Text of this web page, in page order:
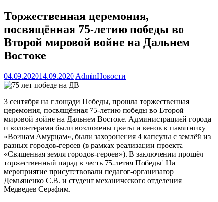
Торжественная церемония,
посвящённая 75-летию победы во
Второй мировой войне на Дальнем
Востоке
04.09.202014.09.2020 AdminНовости
3 сентября на площади Победы, прошла торжественная
церемония, посвящённая 75-летию победы во Второй
мировой войне на Дальнем Востоке. Администрацией города
и волонтёрами были возложены цветы и венок к памятнику
«Воинам Амурцам», были захоронения 4 капсулы с землёй из
разных городов-героев (в рамках реализации проекта
«Священная земля городов-героев»). В заключении прошёл
торжественный парад в честь 75-летия Победы! На
мероприятие присутствовали педагог-организатор
Демьяненко С.В. и студент механического отделения
Медведев Серафим.